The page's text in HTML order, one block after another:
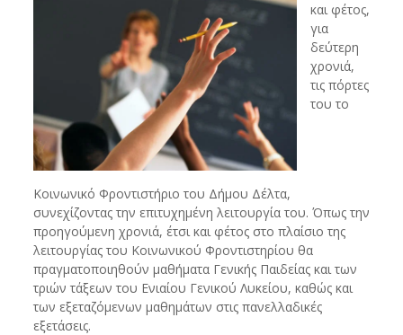
και φέτος,
για
δεύτερη
χρονιά,
τις πόρτες
του το
Κοινωνικό Φροντιστήριο του Δήμου Δέλτα,
συνεχίζοντας την επιτυχημένη λειτουργία του. Όπως την
προηγούμενη χρονιά, έτσι και φέτος στο πλαίσιο της
λειτουργίας του Κοινωνικού Φροντιστηρίου θα
πραγματοποιηθούν μαθήματα Γενικής Παιδείας και των
τριών τάξεων του Ενιαίου Γενικού Λυκείου, καθώς και
των εξεταζόμενων μαθημάτων στις πανελλαδικές
εξετάσεις.